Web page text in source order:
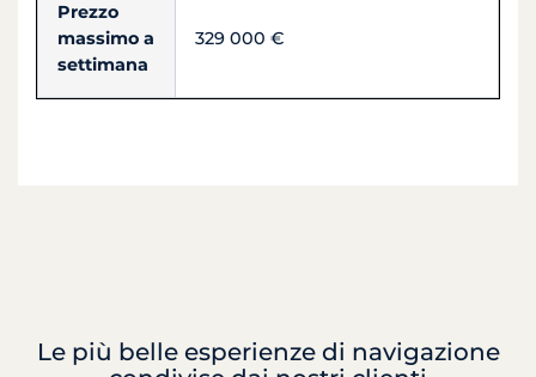
Prezzo
massimo a
settimana
329 000 €
Le più belle esperienze di navigazione